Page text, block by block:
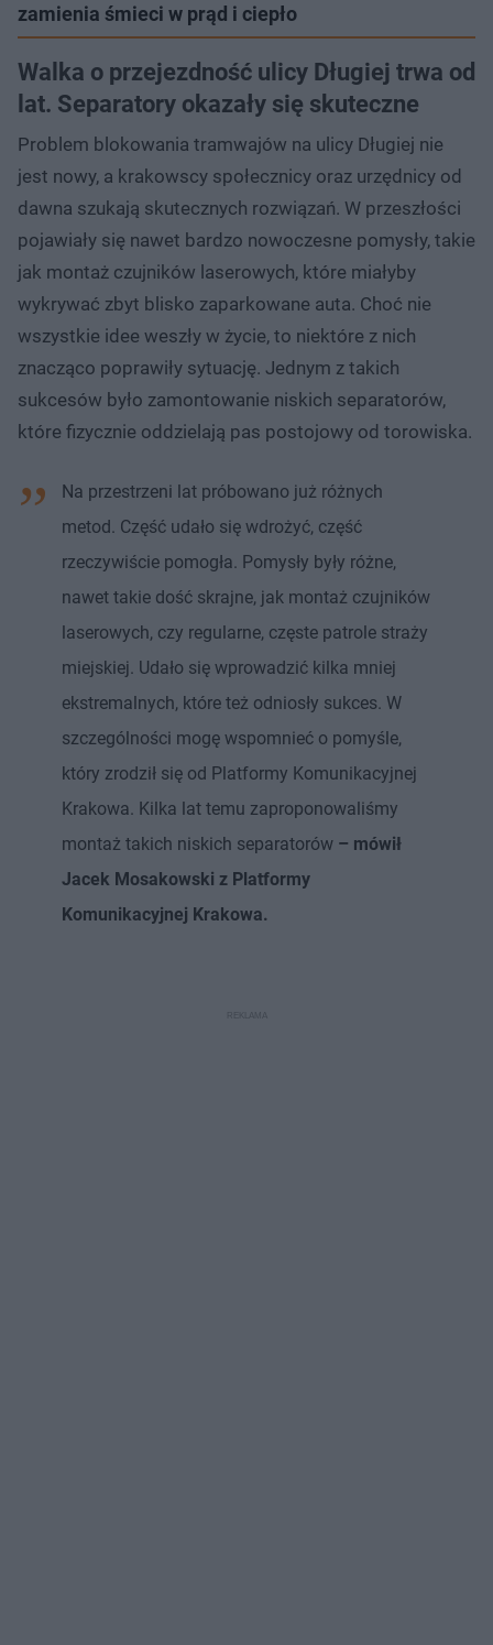
zamienia śmieci w prąd i ciepło
Walka o przejezdność ulicy Długiej trwa od
lat. Separatory okazały się skuteczne
Problem blokowania tramwajów na ulicy Długiej nie
jest nowy, a krakowscy społecznicy oraz urzędnicy od
dawna szukają skutecznych rozwiązań. W przeszłości
pojawiały się nawet bardzo nowoczesne pomysły, takie
jak montaż czujników laserowych, które miałyby
wykrywać zbyt blisko zaparkowane auta. Choć nie
wszystkie idee weszły w życie, to niektóre z nich
znacząco poprawiły sytuację. Jednym z takich
sukcesów było zamontowanie niskich separatorów,
które fizycznie oddzielają pas postojowy od torowiska.
Na przestrzeni lat próbowano już różnych
metod. Część udało się wdrożyć, część
rzeczywiście pomogła. Pomysły były różne,
nawet takie dość skrajne, jak montaż czujników
laserowych, czy regularne, częste patrole straży
miejskiej. Udało się wprowadzić kilka mniej
ekstremalnych, które też odniosły sukces. W
szczególności mogę wspomnieć o pomyśle,
który zrodził się od Platformy Komunikacyjnej
Krakowa. Kilka lat temu zaproponowaliśmy
montaż takich niskich separatorów – mówił
Jacek Mosakowski z Platformy
Komunikacyjnej Krakowa.